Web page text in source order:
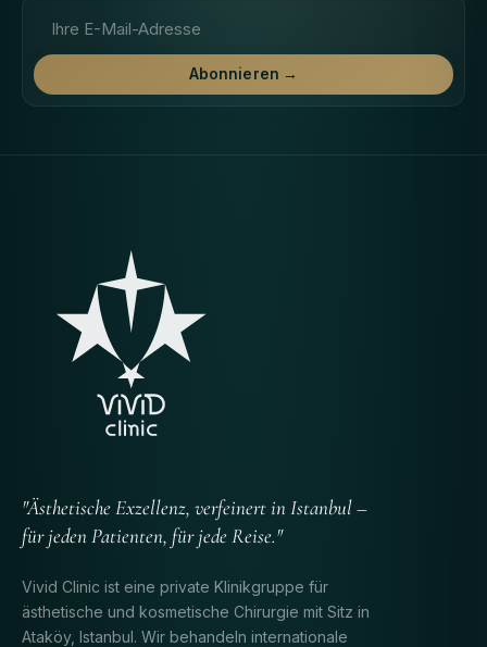
Abonnieren →
"Ästhetische Exzellenz, verfeinert in Istanbul –
für jeden Patienten, für jede Reise."
Vivid Clinic ist eine private Klinikgruppe für
ästhetische und kosmetische Chirurgie mit Sitz in
Ataköy, Istanbul. Wir behandeln internationale